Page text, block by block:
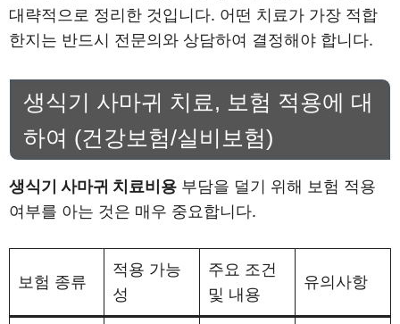
대략적으로 정리한 것입니다. 어떤 치료가 가장 적합
한지는 반드시 전문의와 상담하여 결정해야 합니다.
생식기 사마귀 치료, 보험 적용에 대
하여 (건강보험/실비보험)
생식기 사마귀 치료비용 부담을 덜기 위해 보험 적용
여부를 아는 것은 매우 중요합니다.
보험 종류
적용 가능
성
주요 조건
및 내용
유의사항